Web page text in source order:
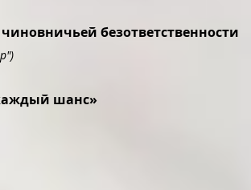
безответственности
шанс»